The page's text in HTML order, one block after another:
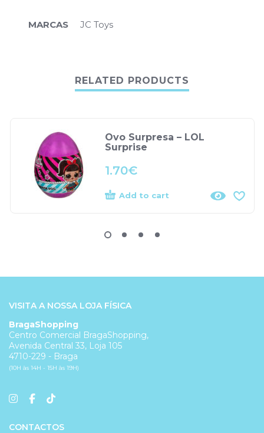
MARCAS JC Toys
RELATED PRODUCTS
Ovo Surpresa – LOL
Surprise
1.70€
Add to cart
VISITA A NOSSA LOJA FÍSICA
BragaShopping
Centro Comercial BragaShopping,
Avenida Central 33, Loja 105
4710-229 - Braga
(10H às 14H - 15H às 19H)
CONTACTOS